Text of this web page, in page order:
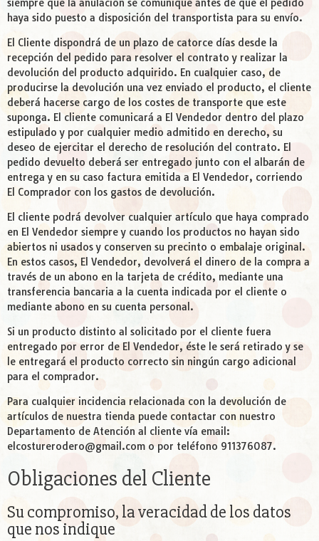
siempre que la anulación se comunique antes de que el pedido
haya sido puesto a disposición del transportista para su envío.
El Cliente dispondrá de un plazo de catorce días desde la
recepción del pedido para resolver el contrato y realizar la
devolución del producto adquirido. En cualquier caso, de
producirse la devolución una vez enviado el producto, el cliente
deberá hacerse cargo de los costes de transporte que este
suponga. El cliente comunicará a El Vendedor dentro del plazo
estipulado y por cualquier medio admitido en derecho, su
deseo de ejercitar el derecho de resolución del contrato. El
pedido devuelto deberá ser entregado junto con el albarán de
entrega y en su caso factura emitida a El Vendedor, corriendo
El Comprador con los gastos de devolución.
El cliente podrá devolver cualquier artículo que haya comprado
en El Vendedor siempre y cuando los productos no hayan sido
abiertos ni usados y conserven su precinto o embalaje original.
En estos casos, El Vendedor, devolverá el dinero de la compra a
través de un abono en la tarjeta de crédito, mediante una
transferencia bancaria a la cuenta indicada por el cliente o
mediante abono en su cuenta personal.
Si un producto distinto al solicitado por el cliente fuera
entregado por error de El Vendedor, éste le será retirado y se
le entregará el producto correcto sin ningún cargo adicional
para el comprador.
Para cualquier incidencia relacionada con la devolución de
artículos de nuestra tienda puede contactar con nuestro
Departamento de Atención al cliente vía email:
elcosturerodero@gmail.com o por teléfono 911376087.
Obligaciones del Cliente
Su compromiso, la veracidad de los datos
que nos indique